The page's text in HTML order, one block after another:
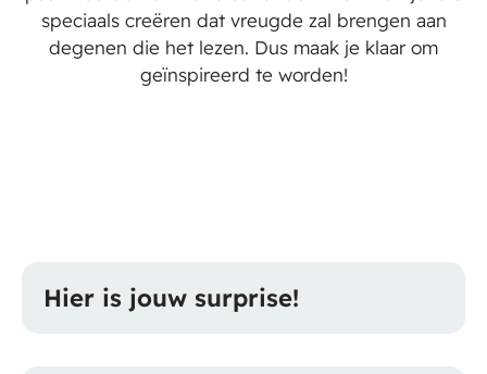
speciaals creëren dat vreugde zal brengen aan
degenen die het lezen. Dus maak je klaar om
geïnspireerd te worden!
Hier is jouw surprise!